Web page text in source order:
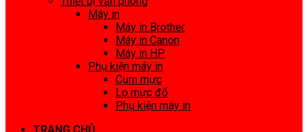
Máy in
Máy in Brother
Máy in Canon
Máy in HP
Phụ kiện máy in
Cụm mực
Lọ mực đổ
Phụ kiện máy in